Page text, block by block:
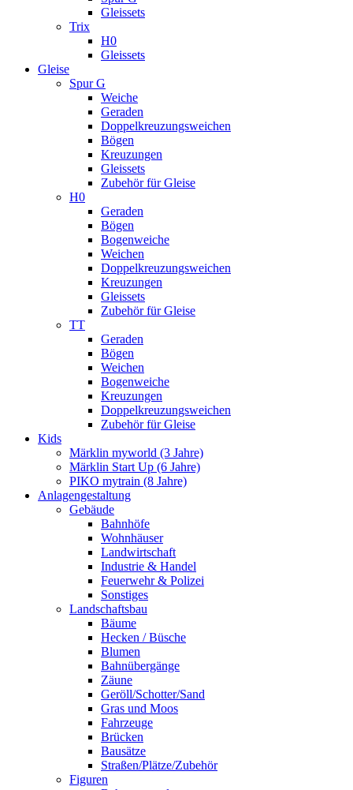
Gleissets
Trix
H0
Gleissets
Gleise
Spur G
Weiche
Geraden
Doppelkreuzungsweichen
Bögen
Kreuzungen
Gleissets
Zubehör für Gleise
H0
Geraden
Bögen
Bogenweiche
Weichen
Doppelkreuzungsweichen
Kreuzungen
Gleissets
Zubehör für Gleise
TT
Geraden
Bögen
Weichen
Bogenweiche
Kreuzungen
Doppelkreuzungsweichen
Zubehör für Gleise
Kids
Märklin myworld (3 Jahre)
Märklin Start Up (6 Jahre)
PIKO mytrain (8 Jahre)
Anlagengestaltung
Gebäude
Bahnhöfe
Wohnhäuser
Landwirtschaft
Industrie & Handel
Feuerwehr & Polizei
Sonstiges
Landschaftsbau
Bäume
Hecken / Büsche
Blumen
Bahnübergänge
Zäune
Geröll/Schotter/Sand
Gras und Moos
Fahrzeuge
Brücken
Bausätze
Straßen/Plätze/Zubehör
Figuren